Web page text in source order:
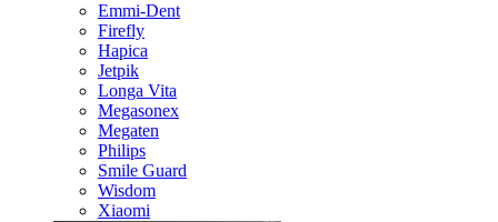
Emmi-Dent
Firefly
Hapica
Jetpik
Longa Vita
Megasonex
Megaten
Philips
Smile Guard
Wisdom
Xiaomi